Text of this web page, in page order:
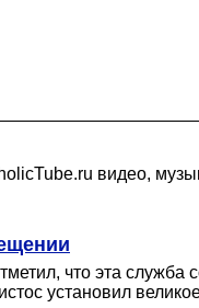
видео,
что эта
установил